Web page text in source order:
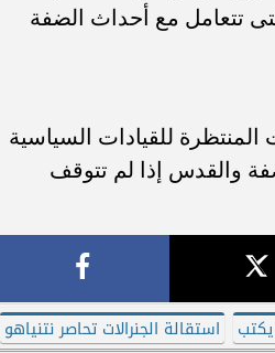
تتعامل مع أحداث الضفة
للقيادات السياسية
والقدس إذا لم تتوقف
استقالة الجنرالات تحاصر نتنياهو